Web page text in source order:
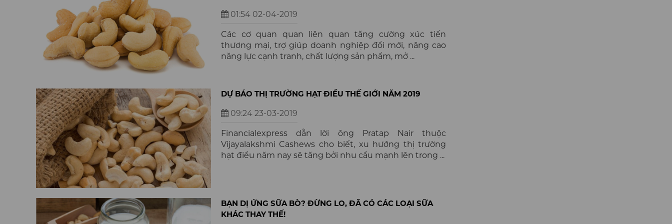
01:54 02-04-2019
Các cơ quan quan liên quan tăng cường xúc tiến
thương mại, trợ giúp doanh nghiệp đổi mới, nâng cao
năng lực cạnh tranh, chất lượng sản phẩm, mở ...
DỰ BÁO THỊ TRƯỜNG HẠT ĐIỀU THẾ GIỚI NĂM 2019
09:24 23-03-2019
Financialexpress dẫn lời ông Pratap Nair thuộc
Vijayalakshmi Cashews cho biết, xu hướng thị trường
hạt điều năm nay sẽ tăng bởi nhu cầu mạnh lên trong ...
BẠN DỊ ỨNG SỮA BÒ? ĐỪNG LO, ĐÃ CÓ CÁC LOẠI SỮA
KHÁC THAY THẾ!